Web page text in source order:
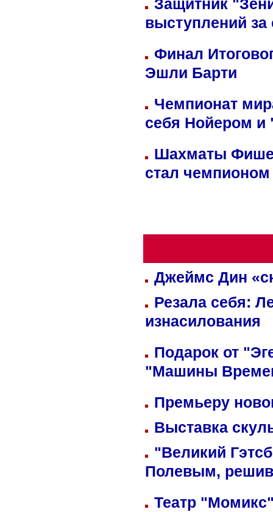
Защитник
выступлений
Финал
Эшли Барти
Чемпионат
себя Нойером и
Шахматы
стал
Джеймс Дин
Резала себя:
изнасилования
Подарок от
"Машины
Премьеру
Выставка
"Великий
Полевым,
Театр